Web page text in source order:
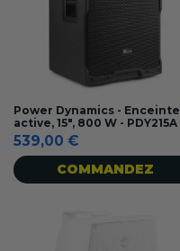
Power Dynamics - Enceinte
active, 15", 800 W - PDY215A
539,00 €
COMMANDEZ